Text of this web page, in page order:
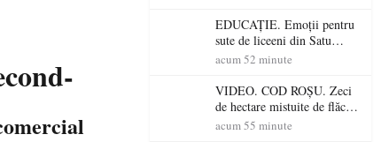
cantină, sancționate pentru
nereguli
EDUCAȚIE. Emoții pentru
sute de liceeni din Satu
Mare! Începe BAC-ul de
acum 52 minute
VIDEO. COD ROȘU. Zeci
de hectare mistuite de flăcări
în Satu Mare! Pompierii au
acum 55 minute